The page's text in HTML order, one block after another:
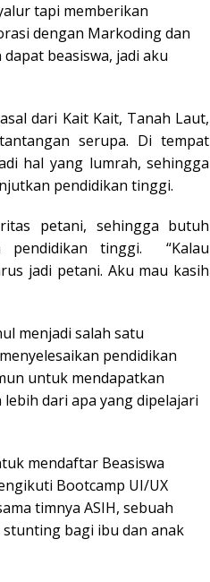
tapi memberikan
dengan Markoding dan
beasiswa, jadi aku
dari Kait Kait, Tanah Laut,
serupa. Di tempat
hal yang lumrah, sehingga
pendidikan tinggi.
petani, sehingga butuh
pendidikan tinggi. “Kalau
jadi petani. Aku mau kasih
menjadi salah satu
pendidikan
untuk mendapatkan
dari apa yang dipelajari
mendaftar Beasiswa
Bootcamp UI/UX
timnya ASIH, sebuah
bagi ibu dan anak